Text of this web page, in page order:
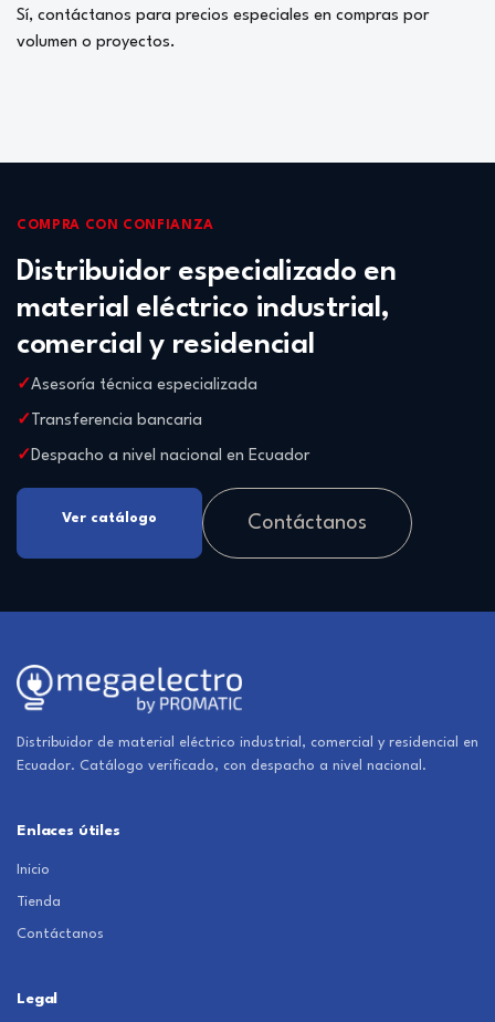
Sí, contáctanos para precios especiales en compras por
volumen o proyectos.
COMPRA CON CONFIANZA
Distribuidor especializado en
material eléctrico industrial,
comercial y residencial
Asesoría técnica especializada
Transferencia bancaria
Despacho a nivel nacional en Ecuador
Ver catálogo Contáctanos
Distribuidor de material eléctrico industrial, comercial y residencial en
Ecuador. Catálogo verificado, con despacho a nivel nacional.
Enlaces útiles
Inicio
Tienda
Contáctanos
Legal